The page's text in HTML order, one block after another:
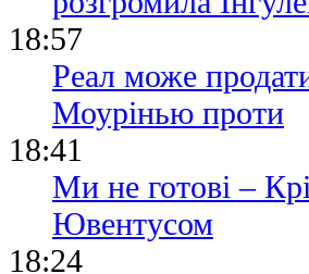
18:57
Реал може
Моурінью проти
18:41
Ми не готові –
Ювентусом
18:24